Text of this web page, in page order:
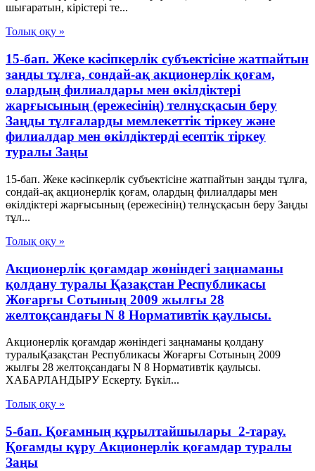
шығаратын, кiрiстерi те...
Толық оқу »
15-бап. Жеке кәсiпкерлiк субъектiсiне жатпайтын
заңды тұлға, сондай-ақ акционерлiк қоғам,
олардың филиалдары мен өкiлдiктерi
жарғысының (ережесiнiң) телнұсқасын беру
Заңды тұлғаларды мемлекеттік тіркеу және
филиалдар мен өкілдіктерді есептік тіркеу
туралы Заңы
15-бап. Жеке кәсiпкерлiк субъектiсiне жатпайтын заңды тұлға,
сондай-ақ акционерлiк қоғам, олардың филиалдары мен
өкiлдiктерi жарғысының (ережесiнiң) телнұсқасын беру Заңды
тұл...
Толық оқу »
Акционерлік қоғамдар жөніндегі заңнаманы
қолдану туралы Қазақстан Республикасы
Жоғарғы Сотының 2009 жылғы 28
желтоқсандағы N 8 Нормативтік қаулысы.
Акционерлік қоғамдар жөніндегі заңнаманы қолдану
туралыҚазақстан Республикасы Жоғарғы Сотының 2009
жылғы 28 желтоқсандағы N 8 Нормативтік қаулысы.
ХАБАРЛАНДЫРУ Ескерту. Бүкіл...
Толық оқу »
5-бап. Қоғамның құрылтайшылары 2-тарау.
Қоғамды құру Акционерлік қоғамдар туралы
Заңы